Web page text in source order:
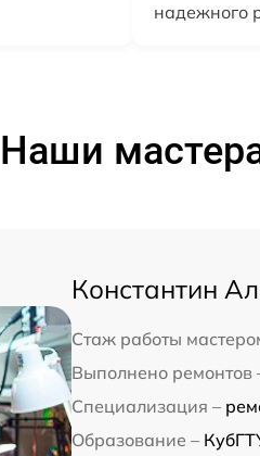
надежного
Наши
Константин
Стаж работы
Выполнено ремонтов
Специализация –
Образование –